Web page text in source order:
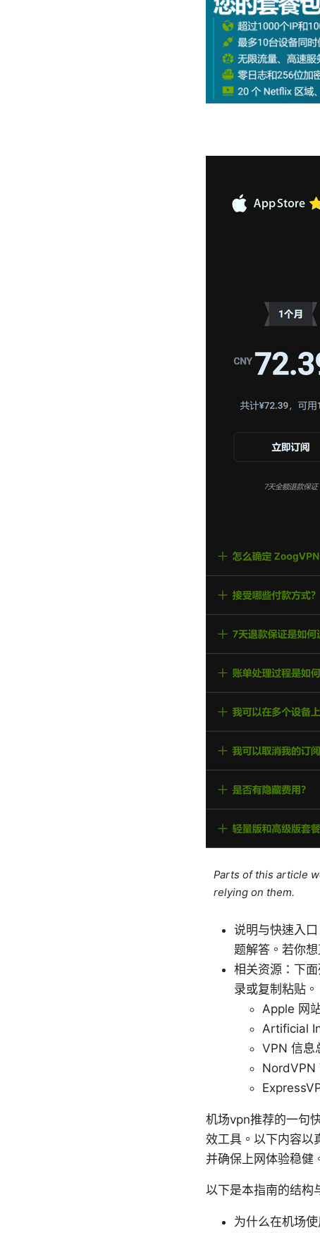
Parts of this article
relying on them.
说明与快速入
题解答。若你想
相关资源：下
录或复制粘贴。
Apple 网
Artificial
VPN 信
NordVPN
机场vpn推荐的一句
效工具。以下内容以
并确保上网体验稳健
以下是本指南的结构
为什么在机场